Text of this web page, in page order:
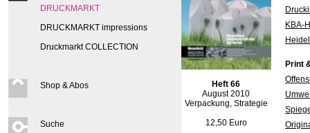
DRUCKMARKT
DRUCKMARKT impressions
Druckmarkt COLLECTION
Shop & Abos
Suche
Heft 66
August 2010
Verpackung, Strategie
12,50 Euro
KBA-
Print